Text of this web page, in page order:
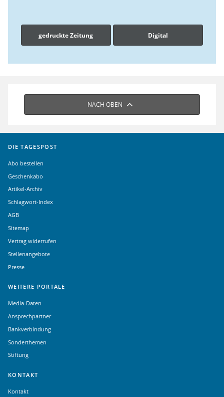
gedruckte Zeitung Digital
NACH OBEN
DIE TAGESPOST
Abo bestellen
Geschenkabo
Artikel-Archiv
Schlagwort-Index
AGB
Sitemap
Vertrag widerrufen
Stellenangebote
Presse
WEITERE PORTALE
Media-Daten
Ansprechpartner
Bankverbindung
Sonderthemen
Stiftung
KONTAKT
Kontakt